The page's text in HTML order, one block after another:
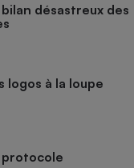
désastreux des
logos à la loupe
protocole